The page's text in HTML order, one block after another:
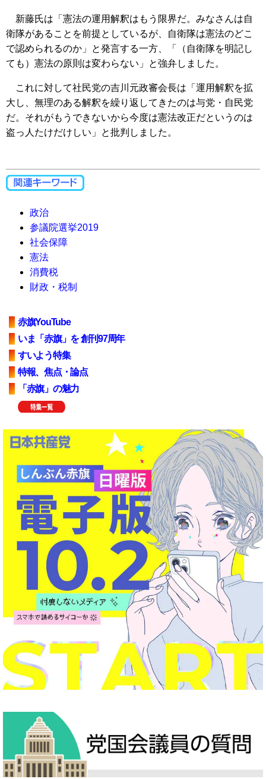
新藤氏は「憲法の運用解釈はもう限界だ。みなさんは自
衛隊があることを前提としているが、自衛隊は憲法のどこ
で認められるのか」と発言する一方、「（自衛隊を明記し
ても）憲法の原則は変わらない」と強弁しました。
これに対して社民党の吉川元政審会長は「運用解釈を拡
大し、無理のある解釈を繰り返してきたのは与党・自民党
だ。それがもうできないから今度は憲法改正だというのは
盗っ人たけだけしい」と批判しました。
政治
参議院選挙2019
社会保障
憲法
消費税
財政・税制
赤旗YouTube
いま「赤旗」を 創刊97周年
すいよう特集
特報、焦点・論点
「赤旗」の魅力